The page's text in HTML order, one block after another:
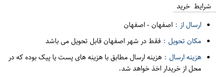
شرایط خرید
ارسال از : اصفهان-اصفهان
مکان تحویل : فقط در شهر اصفهان قابل تحویل می باشد
هزینه ارسال : هزینه ارسال مطابق با هزینه های پست یا پیک بوده که در
محل از خریدار اخذ خواهد شد.